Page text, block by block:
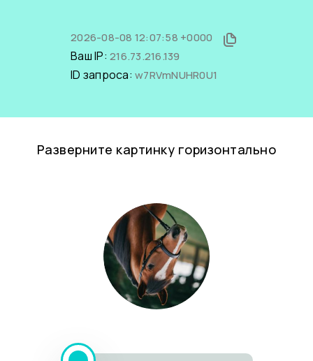
2026-08-08 12:07:58 +0000
Ваш IP: 216.73.216.139
ID запроса: w7RVmNUHR0U1
Разверните картинку горизонтально